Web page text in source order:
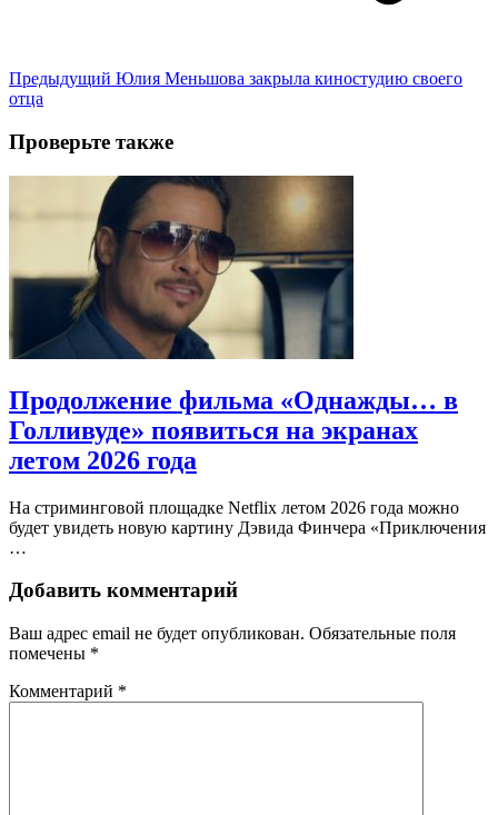
Предыдущий Юлия Меньшова закрыла киностудию своего
отца
Проверьте также
Продолжение фильма «Однажды… в
Голливуде» появиться на экранах
летом 2026 года
На стриминговой площадке Netflix летом 2026 года можно
будет увидеть новую картину Дэвида Финчера «Приключения
…
Добавить комментарий
Ваш адрес email не будет опубликован. Обязательные поля
помечены *
Комментарий *